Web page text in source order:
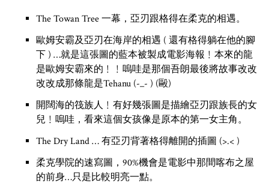
The Towan Tree 一幕，亞刃跟格得在柔克的相遇。
歐姆安霸及亞刃在海岸的相遇 ( 還有格得躺在他的腳
下 ) …就是這張圖的藍本被製成電影海報﹗本來的龍
是歐姆安霸來的﹗﹗嗚哇是那個吾朗最後將故事改改
改改成那條龍是Tehanu (-_- ) (毆)
開闊海的筏族人﹗有好幾張圖是描繪亞刃跟族長的女
兒﹗嗚哇，看來這個女孩像是原本的第一女主角。
The Dry Land … 有亞刃背著格得離開的插圖 (>.< )
柔克學院的速寫圖，90%機會是電影中那間喀布之屋
的前身…只是比較明亮一點。